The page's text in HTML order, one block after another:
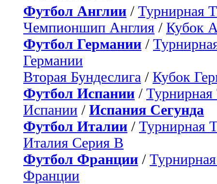
Футбол Англии / Турнирная
Чемпионшип Англия / Кубок
Футбол Германии /
Германии
Вторая Бундеслига / Кубок
Футбол Испании / Турнирная
Испании / Испания Сегунда
Футбол Италии / Турнирная
Италия Серия B
Футбол Франции /
Франции